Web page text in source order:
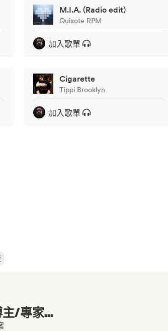
M.I.A. (Radio edit)
Quixote RPM
加入歌單
Cigarette
Tippi Brooklyn
加入歌單
/專家...